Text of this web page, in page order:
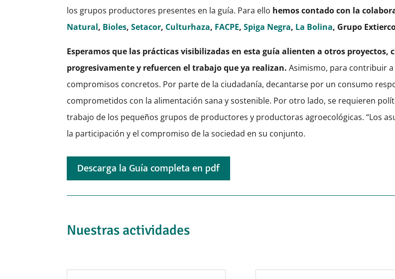
los grupos productores presentes en la guía. Para ello hemos contado con la
Natural, Bioles,Setacor, Culturhaza, FACPE,Spiga Negra, La Bolina, Grupo
Esperamos que las prácticas visibilizadas en esta guía alienten a otros
progresivamente y refuercen el trabajo que ya realizan. Asimismo, para contribuir
compromisos concretos. Por parte de la ciudadanía, decantarse por un consumo
comprometidos con la alimentación sana y sostenible. Por otro lado, se requieren
trabajo de los pequeños grupos de productores y productoras agroecológicas. “Los
la participación y el compromiso de la sociedad en su conjunto.
Descarga la Guía completa en pdf
Nuestras actividades